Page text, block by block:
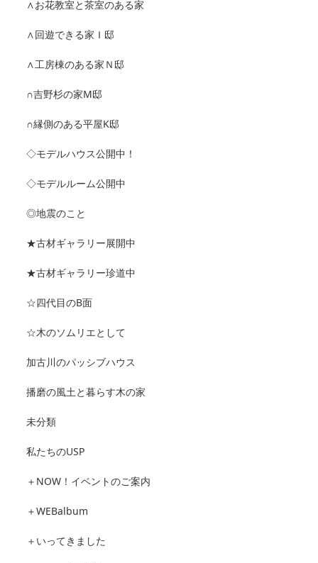
∧お花教室と茶室のある家
∧回遊できる家Ｉ邸
∧工房棟のある家Ｎ邸
∩吉野杉の家M邸
∩縁側のある平屋K邸
◇モデルハウス公開中！
◇モデルルーム公開中
◎地震のこと
★古材ギャラリー展開中
★古材ギャラリー珍道中
☆四代目のB面
☆木のソムリエとして
加古川のパッシブハウス
播磨の風土と暮らす木の家
未分類
私たちのUSP
＋NOW！イベントのご案内
＋WEBalbum
＋いってきました